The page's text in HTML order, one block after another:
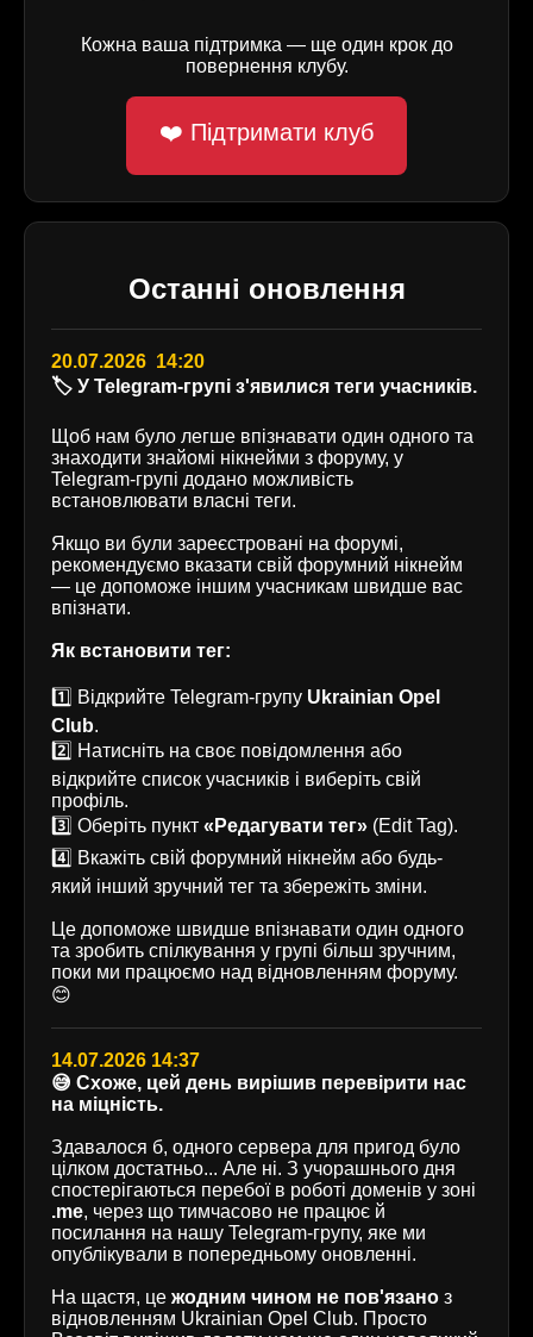
Кожна ваша підтримка — ще один крок до
повернення клубу.
❤️ Підтримати клуб
Останні оновлення
20.07.2026 14:20
🏷️ У Telegram-групі з'явилися теги учасників.
Щоб нам було легше впізнавати один одного та
знаходити знайомі нікнейми з форуму, у
Telegram-групі додано можливість
встановлювати власні теги.
Якщо ви були зареєстровані на форумі,
рекомендуємо вказати свій форумний нікнейм
— це допоможе іншим учасникам швидше вас
впізнати.
Як встановити тег:
1️⃣ Відкрийте Telegram-групу Ukrainian Opel
Club.
2️⃣ Натисніть на своє повідомлення або
відкрийте список учасників і виберіть свій
профіль.
3️⃣ Оберіть пункт «Редагувати тег» (Edit Tag).
4️⃣ Вкажіть свій форумний нікнейм або будь-
який інший зручний тег та збережіть зміни.
Це допоможе швидше впізнавати один одного
та зробить спілкування у групі більш зручним,
поки ми працюємо над відновленням форуму.
😊
14.07.2026 14:37
😅 Схоже, цей день вирішив перевірити нас
на міцність.
Здавалося б, одного сервера для пригод було
цілком достатньо... Але ні. З учорашнього дня
спостерігаються перебої в роботі доменів у зоні
.me, через що тимчасово не працює й
посилання на нашу Telegram-групу, яке ми
опублікували в попередньому оновленні.
На щастя, це жодним чином не пов'язано з
відновленням Ukrainian Opel Club. Просто